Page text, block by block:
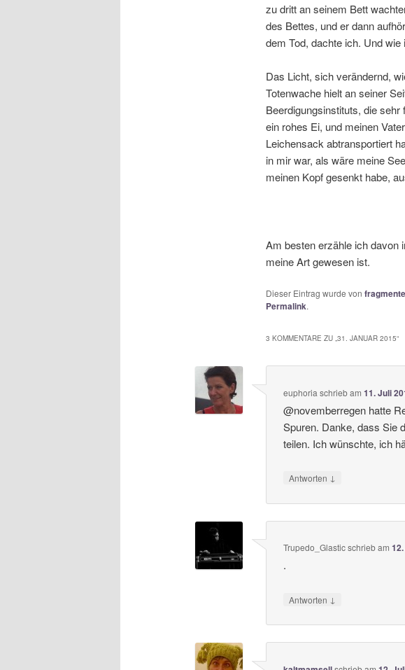
zu dritt an seinem Bett
des Bettes, und er dann
dem Tod, dachte ich. Und
Das Licht, sich verändernd,
Totenwache hielt an seiner
Beerdigungsinstituts, die
ein rohes Ei, und meinen
Leichensack abtransportiert
in mir war, als wäre meine
meinen Kopf gesenkt habe,
Am besten erzähle ich davon
meine Art gewesen ist.
Dieser Eintrag wurde von fragmente
Permalink.
3 KOMMENTARE ZU „31. JANUAR 2015“
euphoria schriebam11. Juli
@novemberregen hatte
Spuren. Danke, dass Sie
teilen. Ich wünschte, ich
Antworten ↓
Trupedo_Glasticschriebam
.
Antworten ↓